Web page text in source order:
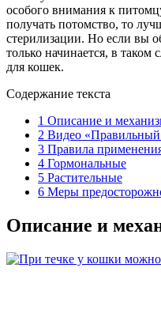
особого внимания к
получать потомство, то
стерилизации. Но если вы
только начинается, в таком
для кошек.
Содержание текста
1 Описание и
2 Видео «Правильный
3 Правила
4 Гормональные
5 Растительные
6 Меры
Описание и